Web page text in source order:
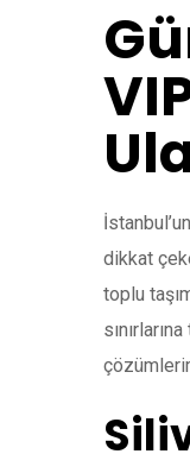
dikkat
toplu